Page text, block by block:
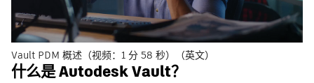
什么是 Autodesk Vault？
放
Vault PDM 概述（视频：1 分 58 秒）（英文）